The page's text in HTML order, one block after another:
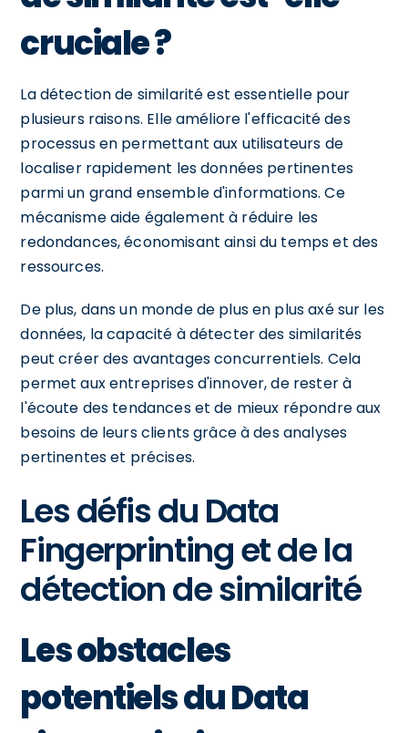
cruciale ?
La détection de similarité est essentielle pour
plusieurs raisons. Elle améliore l'efficacité des
processus en permettant aux utilisateurs de
localiser rapidement les données pertinentes
parmi un grand ensemble d'informations. Ce
mécanisme aide également à réduire les
redondances, économisant ainsi du temps et des
ressources.
De plus, dans un monde de plus en plus axé sur les
données, la capacité à détecter des similarités
peut créer des avantages concurrentiels. Cela
permet aux entreprises d'innover, de rester à
l'écoute des tendances et de mieux répondre aux
besoins de leurs clients grâce à des analyses
pertinentes et précises.
Les défis du Data
Fingerprinting et de la
détection de similarité
Les obstacles
potentiels du Data